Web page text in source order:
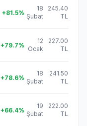
+81.5%
18
Şubat
245.40
TL
+79.7%
12
Ocak
227.00
TL
+78.6%
18
Şubat
241.50
TL
+66.4%
19
Şubat
222.00
TL